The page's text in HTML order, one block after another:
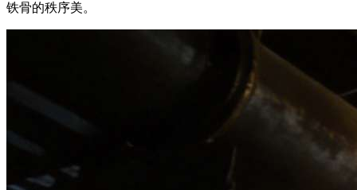
铁骨的秩序美。